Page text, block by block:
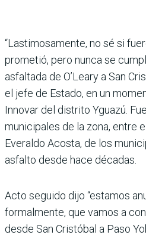
“Lastimosamente, no sé si
pro­metió, pero nunca se
asfaltada de O’Leary a San
el jefe de Estado, en un
Innovar del distrito Yguazú.
municipales de la zona, entre
Everaldo Acosta, de los
asfalto desde hace décadas.
Acto seguido dijo “estamos
formalmente, que vamos a
desde San Cristóbal a Paso